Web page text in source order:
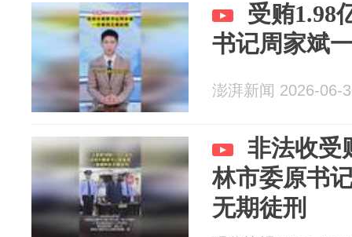
受贿1.98
书记周家斌
澎湃新闻 2026-06-
非法收受
林市委原书
无期徒刑